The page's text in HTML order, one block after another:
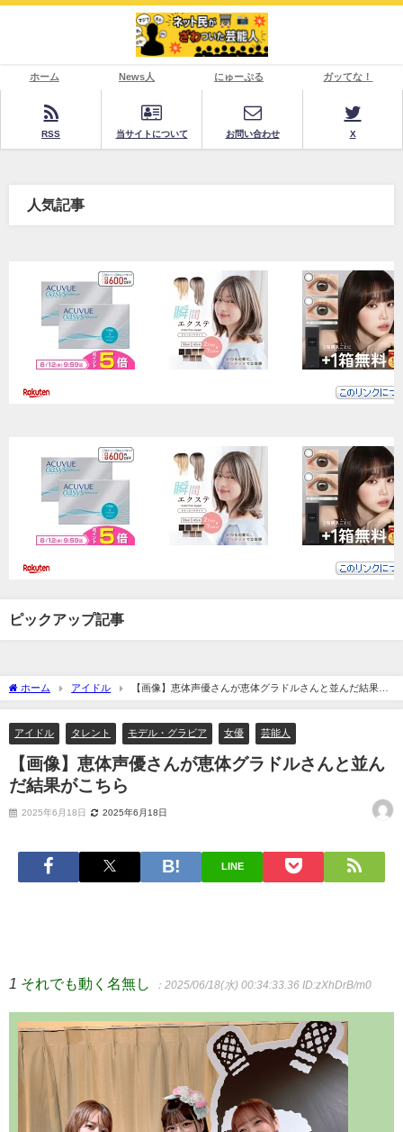
ホーム News人 にゅーぷる ガッてな！
RSS 当サイトについて お問い合わせ X
人気記事
ピックアップ記事
ホーム アイドル
【画像】恵体声優さんが恵体グラドルさんと並んだ結果が
こちら
アイドル タレント モデル・グラビア 女優 芸能人
【画像】恵体声優さんが恵体グラドルさんと並ん
だ結果がこちら
2025年6月18日 2025年6月18日
LINE
1 それでも動く名無し ：2025/06/18(水) 00:34:33.36 ID:zXhDrB/m0